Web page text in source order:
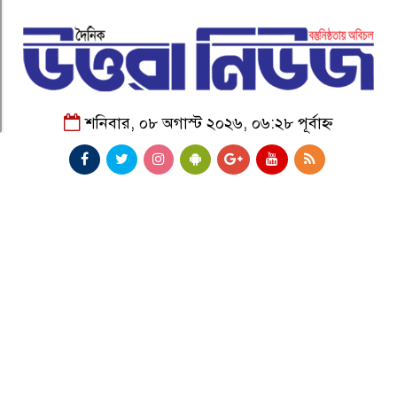
শনিবার, ০৮ অগাস্ট ২০২৬, ০৬:২৮ পূর্বাহ্ন